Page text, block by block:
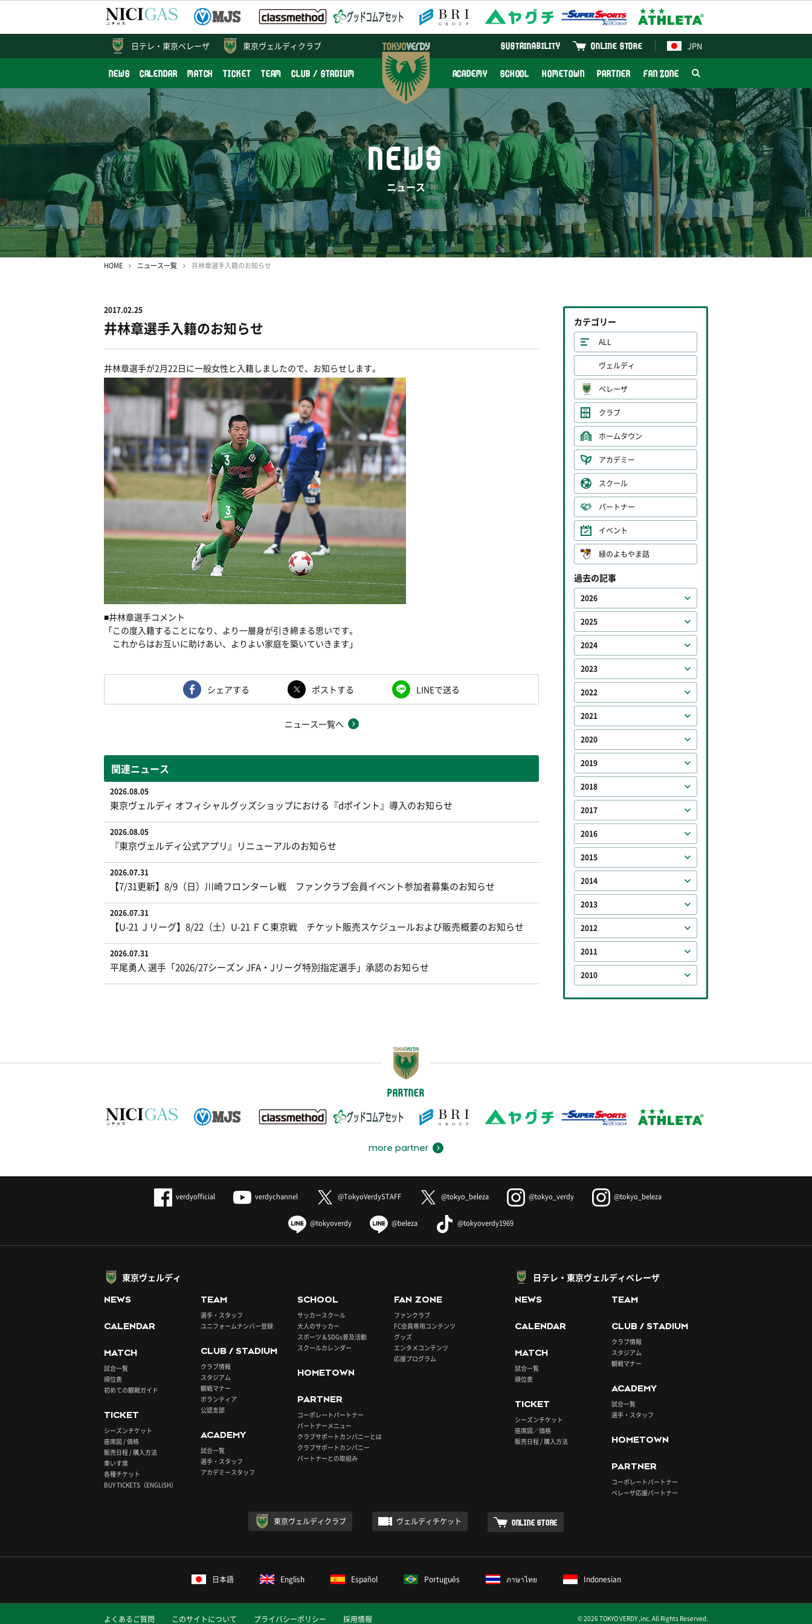
東京ヴェルディクラブ JPN
ONLINE STORE
SUSTAINABILITY
NEWS CALENDAR MATCH TICKET TEAM CLUB / STADIUM ACADEMY SCHOOL HOMETOWN PARTNER FAN ZONE
日テレ・ 東京ベレーザ
NEWS
ニュース
HOME ニュース一覧 井林章選手入籍のお知らせ
2017.02.25
井林章選手入籍のお知らせ
井林章選手が2月22日に一般女性と入籍しましたので、お知らせします。
■井林章選手コメント
「この度入籍することになり、より一層身が引き締まる思いです。
これからはお互いに助けあい、よりよい家庭を築いていきます」
シェアする ポストする LINEで送る
ニュース一覧へ
関連ニュース
2026.08.05
東京ヴェルディ オフィシャルグッズショップにおける『dポイント』導入のお知らせ
2026.08.05
『東京ヴェルディ公式アプリ』リニューアルのお知らせ
2026.07.31
【7/31更新】8/9（日）川崎フロンターレ戦 ファンクラブ会員イベント参加者募集のお知らせ
2026.07.31
【U-21 Ｊリーグ】8/22（土）U-21 ＦＣ東京戦 チケット販売スケジュールおよび販売概要のお知らせ
2026.07.31
平尾勇人 選手「2026/27シーズン JFA・Jリーグ特別指定選手」承認のお知らせ
カテゴリー
ALL
ヴェルディ
ベレーザ
クラブ
ホームタウン
アカデミー
スクール
パートナー
イベント
緑のよもやま話
過去の記事
2026
2025
2024
2023
2022
2021
2020
2019
2018
2017
2016
2015
2014
2013
2012
2011
2010
PARTNER
more partner
verdyofficial verdychannel @TokyoVerdySTAFF @tokyo_beleza @tokyo_verdy @tokyo_beleza
@tokyoverdy @beleza @tokyoverdy1969
東京ヴェルディ
NEWS
CALENDAR
MATCH
試合一覧
順位表
初めての観戦ガイド
TICKET
シーズンチケット
座席図 / 価格
販売日程 / 購入方法
車いす席
各種チケット
BUY TICKETS（ENGLISH）
TEAM
選手・スタッフ
ユニフォームナンバー登録
CLUB / STADIUM
クラブ情報
スタジアム
観戦マナー
ボランティア
公認支部
ACADEMY
試合一覧
選手・スタッフ
アカデミースタッフ
SCHOOL
サッカースクール
大人のサッカー
スポーツ＆SDGs普及活動
スクールカレンダー
HOMETOWN
PARTNER
コーポレートパートナー
パートナーメニュー
クラブサポートカンパニーとは
クラブサポートカンパニー
パートナーとの取組み
FAN ZONE
ファンクラブ
FC会員専用コンテンツ
グッズ
エンタメコンテンツ
応援プログラム
日テレ・東京ヴェルディベレーザ
NEWS
CALENDAR
MATCH
試合一覧
順位表
TICKET
シーズンチケット
座席図／価格
販売日程 / 購入方法
TEAM
CLUB / STADIUM
クラブ情報
スタジアム
観戦マナー
ACADEMY
試合一覧
選手・スタッフ
HOMETOWN
PARTNER
コーポレートパートナー
ベレーザ応援パートナー
東京ヴェルディクラブ ヴェルディチケット ONLINE STORE
日本語 English Español Português ภาษาไทย Indonesian
よくあるご質問 このサイトについて プライバシーポリシー 採用情報 © 2026 TOKYO VERDY ,inc. All Rights Reserved.